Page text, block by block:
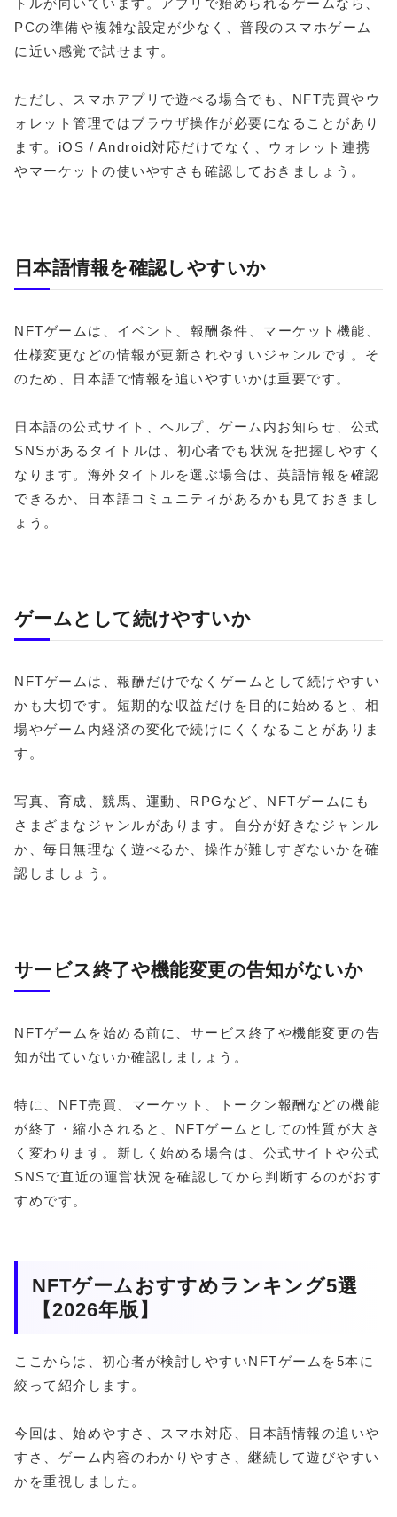
トルが向いています。アプリで始められるゲームなら、
PCの準備や複雑な設定が少なく、普段のスマホゲーム
に近い感覚で試せます。
ただし、スマホアプリで遊べる場合でも、NFT売買やウ
ォレット管理ではブラウザ操作が必要になることがあり
ます。iOS / Android対応だけでなく、ウォレット連携
やマーケットの使いやすさも確認しておきましょう。
日本語情報を確認しやすいか
NFTゲームは、イベント、報酬条件、マーケット機能、
仕様変更などの情報が更新されやすいジャンルです。そ
のため、日本語で情報を追いやすいかは重要です。
日本語の公式サイト、ヘルプ、ゲーム内お知らせ、公式
SNSがあるタイトルは、初心者でも状況を把握しやすく
なります。海外タイトルを選ぶ場合は、英語情報を確認
できるか、日本語コミュニティがあるかも見ておきまし
ょう。
ゲームとして続けやすいか
NFTゲームは、報酬だけでなくゲームとして続けやすい
かも大切です。短期的な収益だけを目的に始めると、相
場やゲーム内経済の変化で続けにくくなることがありま
す。
写真、育成、競馬、運動、RPGなど、NFTゲームにも
さまざまなジャンルがあります。自分が好きなジャンル
か、毎日無理なく遊べるか、操作が難しすぎないかを確
認しましょう。
サービス終了や機能変更の告知がないか
NFTゲームを始める前に、サービス終了や機能変更の告
知が出ていないか確認しましょう。
特に、NFT売買、マーケット、トークン報酬などの機能
が終了・縮小されると、NFTゲームとしての性質が大き
く変わります。新しく始める場合は、公式サイトや公式
SNSで直近の運営状況を確認してから判断するのがおす
すめです。
NFTゲームおすすめランキング5選
【2026年版】
ここからは、初心者が検討しやすいNFTゲームを5本に
絞って紹介します。
今回は、始めやすさ、スマホ対応、日本語情報の追いや
すさ、ゲーム内容のわかりやすさ、継続して遊びやすい
かを重視しました。